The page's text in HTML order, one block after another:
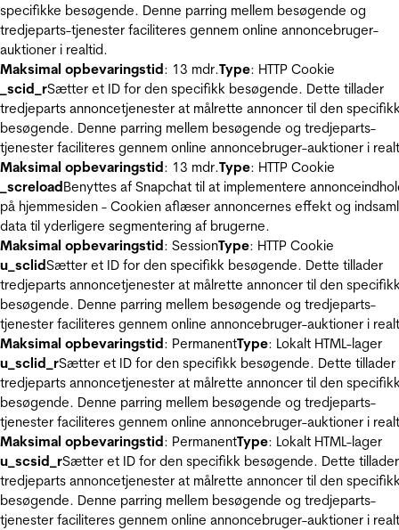
specifikke besøgende. Denne parring mellem besøgende og
tredjeparts-tjenester faciliteres gennem online annoncebruger-
auktioner i realtid.
Maksimal opbevaringstid: 13 mdr.Type: HTTP Cookie
_scid_rSætter et ID for den specifikk besøgende. Dette tillader
tredjeparts annoncetjenester at målrette annoncer til den
besøgende. Denne parring mellem besøgende og tredjeparts-
tjenester faciliteres gennem online annoncebruger-auktioner i
Maksimal opbevaringstid: 13 mdr.Type: HTTP Cookie
_screloadBenyttes af Snapchat til at implementere
på hjemmesiden - Cookien aflæser annoncernes effekt og
data til yderligere segmentering af brugerne.
Maksimal opbevaringstid: SessionType: HTTP Cookie
u_sclidSætter et ID for den specifikk besøgende. Dette tillader
tredjeparts annoncetjenester at målrette annoncer til den
besøgende. Denne parring mellem besøgende og tredjeparts-
tjenester faciliteres gennem online annoncebruger-auktioner i
Maksimal opbevaringstid: PermanentType: Lokalt HTML-lager
u_sclid_rSætter et ID for den specifikk besøgende. Dette tillader
tredjeparts annoncetjenester at målrette annoncer til den
besøgende. Denne parring mellem besøgende og tredjeparts-
tjenester faciliteres gennem online annoncebruger-auktioner i
Maksimal opbevaringstid: PermanentType: Lokalt HTML-lager
u_scsid_rSætter et ID for den specifikk besøgende. Dette tillader
tredjeparts annoncetjenester at målrette annoncer til den
besøgende. Denne parring mellem besøgende og tredjeparts-
tjenester faciliteres gennem online annoncebruger-auktioner i